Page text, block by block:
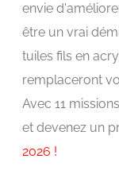
envie
être un vrai
tuiles fils en
remplaceront
Avec 11
et devenez un
2026 !